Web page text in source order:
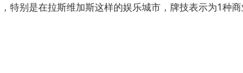
特别是在拉斯维加斯这样的娱乐城市，牌技表示为1种